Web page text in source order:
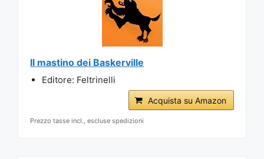
Il mastino dei Baskerville
Editore: Feltrinelli
Acquista su Amazon
Prezzo tasse incl., escluse spedizioni